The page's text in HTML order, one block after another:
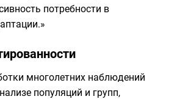
потребности в
многолетних наблюдений
популяций и групп,